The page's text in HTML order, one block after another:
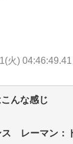
火)
んな感じ
レーマン：